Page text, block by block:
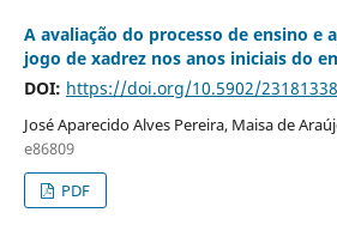
A avaliação do processo de ensino e
jogo de xadrez nos anos iniciais do
DOI: https://doi.org/10.5902/
José Aparecido Alves Pereira, Maisa de
e86809
PDF